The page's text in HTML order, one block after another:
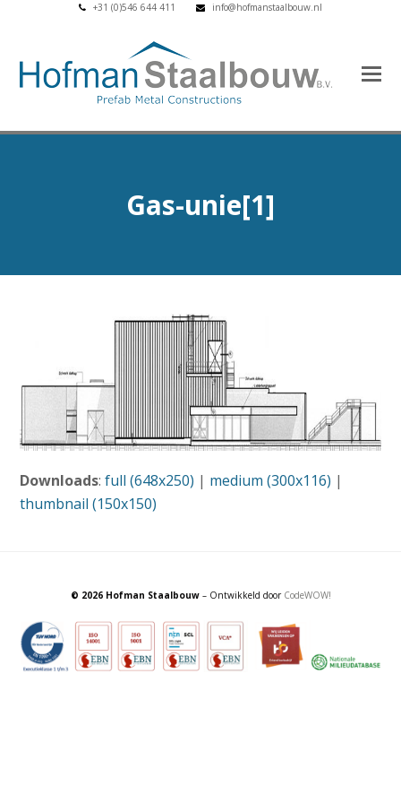
+31 (0)546 644 411 info@hofmanstaalbouw.nl
Gas-unie[1]
Downloads:full (648x250) | medium (300x116) |
thumbnail (150x150)
© 2026 Hofman Staalbouw– Ontwikkeld door CodeWOW!